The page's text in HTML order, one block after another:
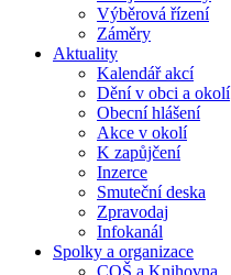
Výběrová řízení
Záměry
Aktuality
Kalendář akcí
Dění v obci a okolí
Obecní hlášení
Akce v okolí
K zapůjčení
Inzerce
Smuteční deska
Zpravodaj
Infokanál
Spolky a organizace
COŠ a Knihovna